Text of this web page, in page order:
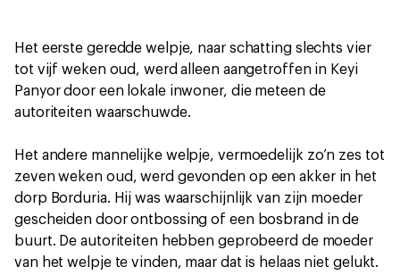
Het eerste geredde welpje, naar schatting slechts vier
tot vijf weken oud, werd alleen aangetroffen in Keyi
Panyor door een lokale inwoner, die meteen de
autoriteiten waarschuwde.
Het andere mannelijke welpje, vermoedelijk zo’n zes tot
zeven weken oud, werd gevonden op een akker in het
dorp Borduria. Hij was waarschijnlijk van zijn moeder
gescheiden door ontbossing of een bosbrand in de
buurt. De autoriteiten hebben geprobeerd de moeder
van het welpje te vinden, maar dat is helaas niet gelukt.